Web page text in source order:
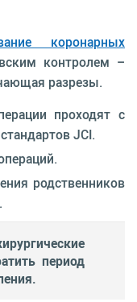
коронарных
контролем –
разрезы.
проходят с
JCI.
родственников
период